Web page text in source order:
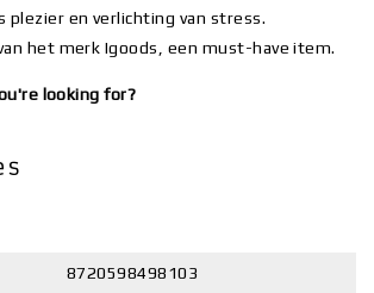
plezier en verlichting van stress.
het merk Igoods, een must-have item.
looking for?
8720598498103